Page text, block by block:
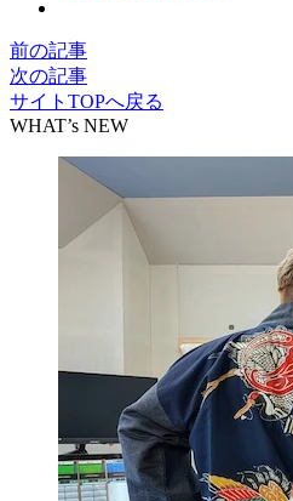
前の記事
次の記事
サイトTOPへ戻る
WHAT’s NEW